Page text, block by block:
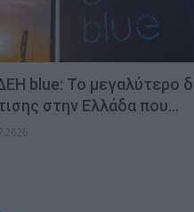
blue: Το μεγαλύτερο
στην Ελλάδα που…